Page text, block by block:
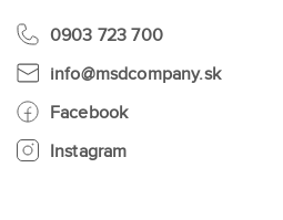
0903 723 700
info@msdcompany.sk
Facebook
Instagram